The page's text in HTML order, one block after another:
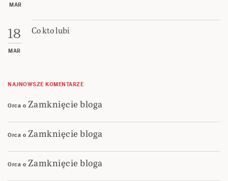
MAR
18
MAR
Co kto lubi
NAJNOWSZE KOMENTARZE
Orca o Zamknięcie bloga
Orca o Zamknięcie bloga
Orca o Zamknięcie bloga